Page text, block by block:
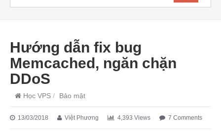
Hướng dẫn fix bug
Memcached, ngăn chặn
DDoS
Học VPS / Bảo mật
13/03/2018 Việt Phương 4,393 Views 7 Comments